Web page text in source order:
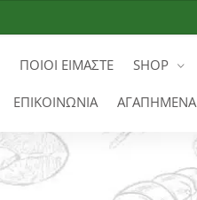
ΠΟΙΟΙ ΕΙΜΑΣΤΕ SHOP
ΕΠΙΚΟΙΝΩΝΙΑ ΑΓΑΠΗΜΕΝΑ